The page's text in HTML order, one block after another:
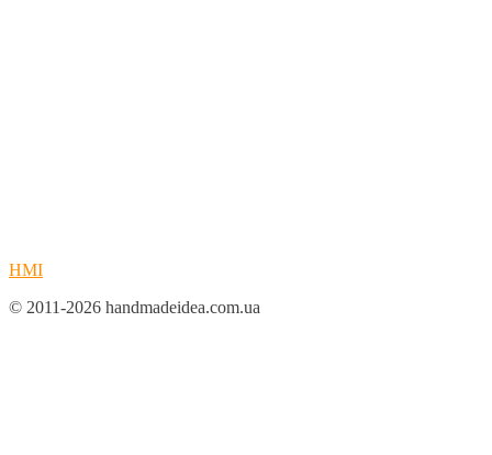
HMI
© 2011-2026 handmadeidea.com.ua